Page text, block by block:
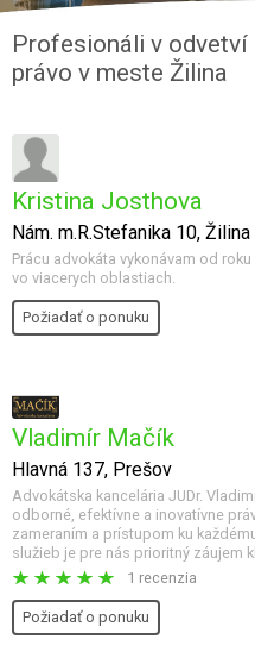
Profesionáli v odvetví
právo v meste Žilina
Kristina Josthova
Nám. m.R.Stefanika 10, Žilina
Prácu advokáta vykonávam od
vo viacerych oblastiach.
Požiadať o ponuku
Vladimír Mačík
Hlavná 137, Prešov
Advokátska kancelária JUDr.
odborné, efektívne a inovatívne
zameraním a prístupom ku
služieb je pre nás prioritný záujem
1 recenzia
Požiadať o ponuku